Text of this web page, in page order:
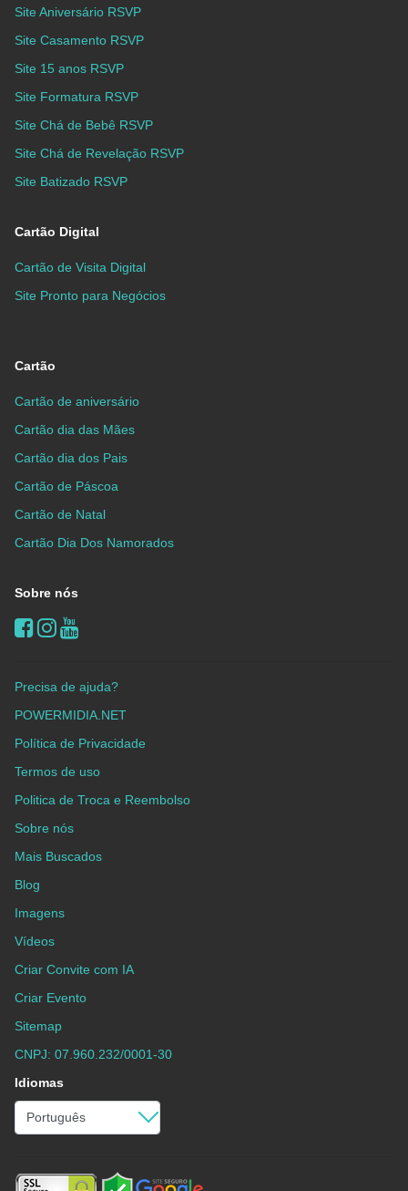
Site Aniversário RSVP
Site Casamento RSVP
Site 15 anos RSVP
Site Formatura RSVP
Site Chá de Bebê RSVP
Site Chá de Revelação RSVP
Site Batizado RSVP
Cartão Digital
Cartão de Visita Digital
Site Pronto para Negócios
Cartão
Cartão de aniversário
Cartão dia das Mães
Cartão dia dos Pais
Cartão de Páscoa
Cartão de Natal
Cartão Dia Dos Namorados
Sobre nós
Precisa de ajuda?
POWERMIDIA.NET
Política de Privacidade
Termos de uso
Politica de Troca e Reembolso
Sobre nós
Mais Buscados
Blog
Imagens
Vídeos
Criar Convite com IA
Criar Evento
Sitemap
CNPJ: 07.960.232/0001-30
Idiomas